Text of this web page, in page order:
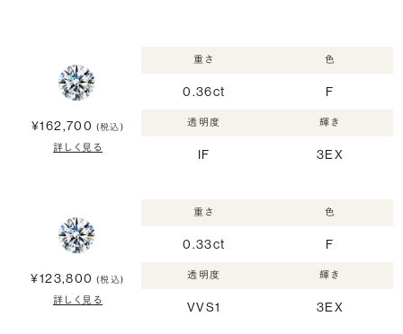
¥162,700 (税込)
詳しく見る
重さ
0.36ct
色
F
透明度
IF
輝き
3EX
¥123,800 (税込)
詳しく見る
重さ
0.33ct
色
F
透明度
VVS1
輝き
3EX